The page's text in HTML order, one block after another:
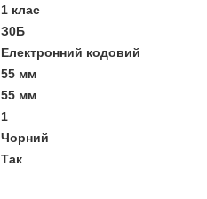
1 клас
З0Б
Електронний кодовий
55 мм
55 мм
1
Чорний
Так